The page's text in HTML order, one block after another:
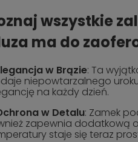
wszystkie
ma do
w Brązie: Ta
niepowtarzalnego
na każdy dzień.
w Detalu: Zamek
zapewnia dodatkową
staje się teraz